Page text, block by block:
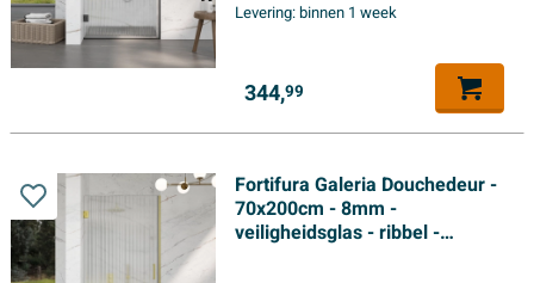
Levering:binnen 1 week
344,99
Fortifura Galeria Douchedeur -
70x200cm - 8mm -
veiligheidsglas - ribbel -